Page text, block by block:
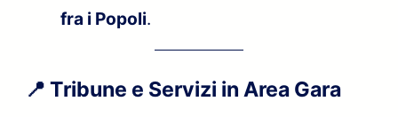
fra i Popoli.
📍 Tribune e Servizi in Area Gara